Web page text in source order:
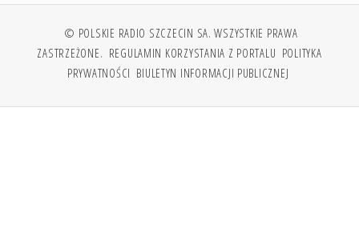
© POLSKIE RADIO SZCZECIN SA. WSZYSTKIE PRAWA
ZASTRZEŻONE. REGULAMIN KORZYSTANIA Z PORTALU POLITYKA
PRYWATNOŚCI BIULETYN INFORMACJI PUBLICZNEJ